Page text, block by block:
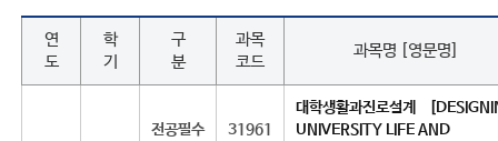
연
도
학
기
구
분
과목
코드
과목명 [영문명]
전공필수 31961
대학생활과진로설계
UNIVERSITY LIFE AND